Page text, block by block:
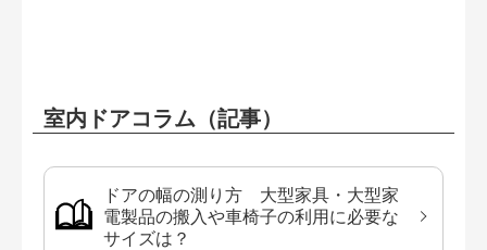
室内ドアコラム（記事）
ドアの幅の測り方 大型家具・大型家
電製品の搬入や車椅子の利用に必要な
サイズは？